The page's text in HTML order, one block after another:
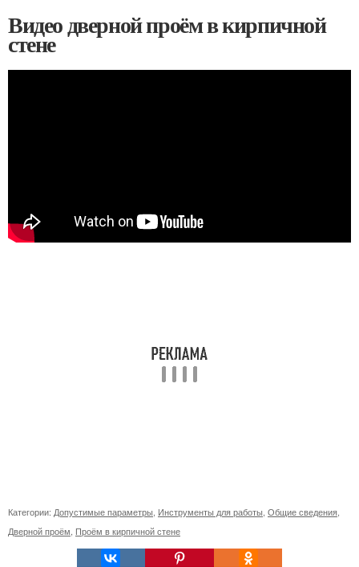
Видео дверной проём в кирпичной
стене
Категории: Допустимые параметры, Инструменты для работы, Общие сведения,
Дверной проём, Проём в кирпичной стене